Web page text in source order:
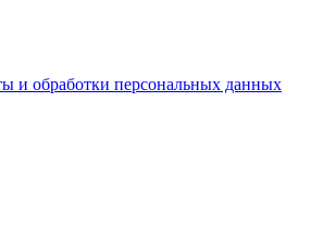
и обработки персональных данных